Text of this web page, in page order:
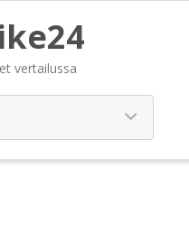
vertailussa